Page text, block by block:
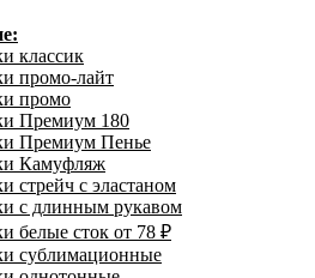
классик
промо-лайт
промо
Премиум 180
Премиум Пенье
Камуфляж
стрейч с эластаном
с длинным рукавом
белые сток от 78 ₽
сублимационные